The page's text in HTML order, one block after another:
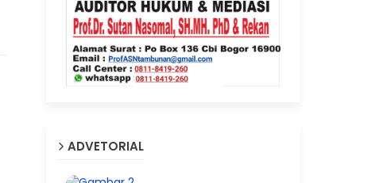
ADVETORIAL